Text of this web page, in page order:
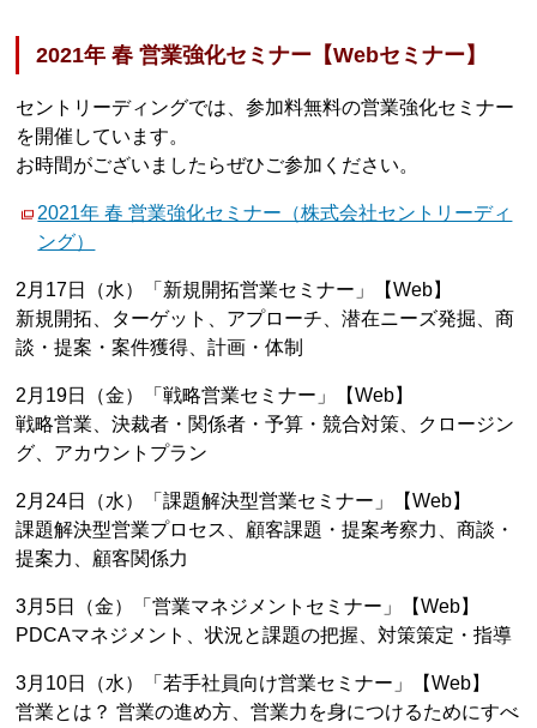
2021年 春 営業強化セミナー【Webセミナー】
セントリーディングでは、参加料無料の営業強化セミナー
を開催しています。
お時間がございましたらぜひご参加ください。
2021年 春 営業強化セミナー（株式会社セントリーディ
ング）
2月17日（水）「新規開拓営業セミナー」【Web】
新規開拓、ターゲット、アプローチ、潜在ニーズ発掘、商
談・提案・案件獲得、計画・体制
2月19日（金）「戦略営業セミナー」【Web】
戦略営業、決裁者・関係者・予算・競合対策、クロージン
グ、アカウントプラン
2月24日（水）「課題解決型営業セミナー」【Web】
課題解決型営業プロセス、顧客課題・提案考察力、商談・
提案力、顧客関係力
3月5日（金）「営業マネジメントセミナー」【Web】
PDCAマネジメント、状況と課題の把握、対策策定・指導
3月10日（水）「若手社員向け営業セミナー」【Web】
営業とは？ 営業の進め方、営業力を身につけるためにすべ